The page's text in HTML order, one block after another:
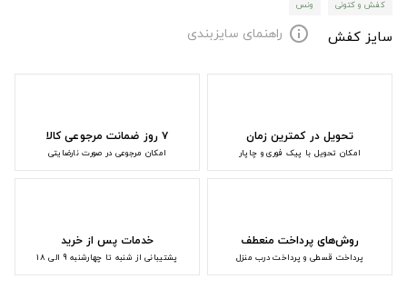
کفش و کتونی ونس
سایز کفش info راهنمای سایزبندی
تحویل در کمترین زمان
امکان تحویل با پیک فوری و چاپار
۷ روز ضمانت مرجوعی کالا
امکان مرجوعی در صورت نارضایتی
روش‌های پرداخت منعطف
پرداخت قسطی و پرداخت درب منزل
خدمات پس از خرید
پشتیبانی از شنبه تا چهارشنبه 9 الی 18